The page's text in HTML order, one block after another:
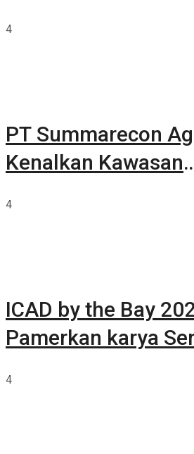
4
PT Summarecon
Kenalkan Kawasan
4
ICAD by the Bay
Pamerkan karya
4